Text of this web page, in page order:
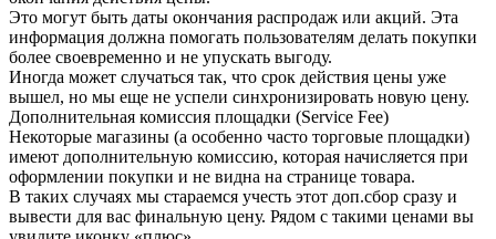
Это могут быть даты окончания распродаж или акций. Эта
информация должна помогать пользователям делать покупки
более своевременно и не упускать выгоду.
Иногда может случаться так, что срок действия цены уже
вышел, но мы еще не успели синхронизировать новую цену.
Дополнительная комиссия площадки (Service Fee)
Некоторые магазины (а особенно часто торговые площадки)
имеют дополнительную комиссию, которая начисляется при
оформлении покупки и не видна на странице товара.
В таких случаях мы стараемся учесть этот доп.сбор сразу и
вывести для вас финальную цену. Рядом с такими ценами вы